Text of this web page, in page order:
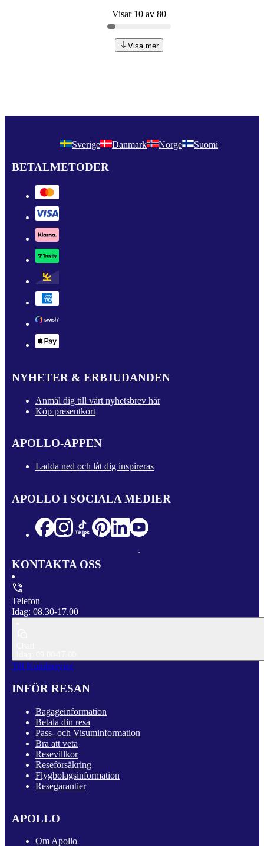
Visar 10 av 80
Visa mer
Sverige Danmark Norge Suomi
BETALMETODER
NYHETER & ERBJUDANDEN
Anmäl dig till vårt nyhetsbrev här
Köp presentkort
APOLLO-APPEN
Ladda ned och låt dig inspireras
APOLLO I SOCIALA MEDIER
KONTAKTA OSS
Telefon
Idag: 08.30-17.00
Till Kundservice
INFÖR RESAN
Bagageinformation
Betala din resa
Pass- och Visuminformation
Bra att veta
Resevillkor
Reseförsäkring
Flygbolagsinformation
Resegarantier
APOLLO
Om Apollo